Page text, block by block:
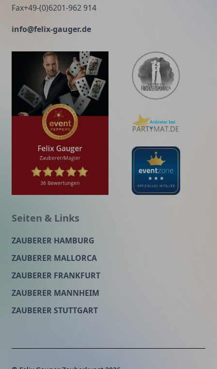
Fax+49-(0)6201-962 914
info@felix-gauger.de
Seiten & Links
ZAUBERER HAMBURG
ZAUBERER MALLORCA
ZAUBERER FRANKFURT
ZAUBERER MANNHEIM
ZAUBERER STUTTGART